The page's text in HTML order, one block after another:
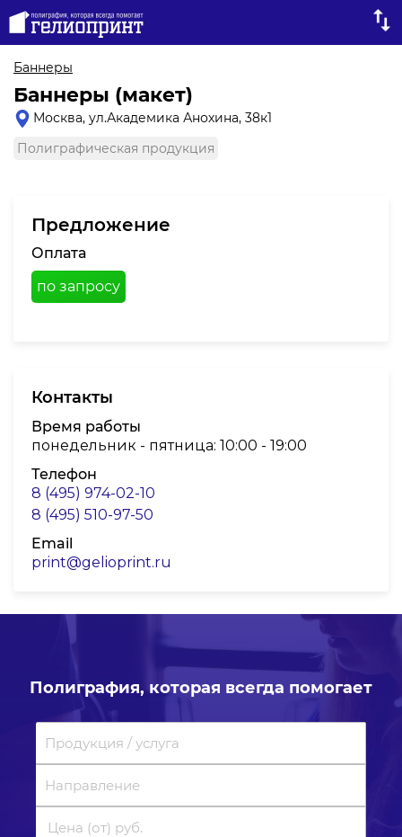
Баннеры
Баннеры (макет)
Москва, ул.Академика Анохина, 38к1
Полиграфическая продукция
Предложение
Оплата
по запросу
Контакты
Время работы
понедельник - пятница: 10:00 - 19:00
Телефон
8 (495) 974-02-10
8 (495) 510-97-50
Email
print@gelioprint.ru
Полиграфия, которая всегда помогает